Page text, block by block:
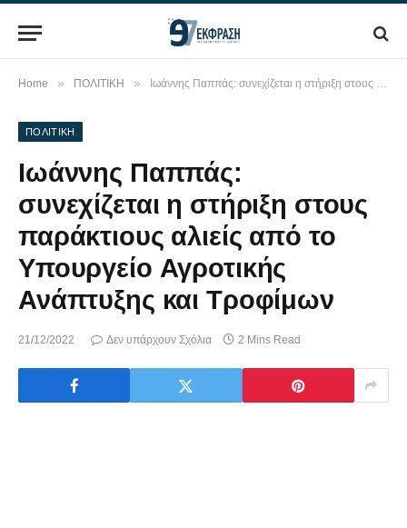
Home » ΠΟΛΙΤΙΚΗ » Ιωάννης Παππάς: συνεχίζεται η στήριξη στους παράκτιους αλιείς από το Υπουργείο Αγροτικής Ανάπτυξης και Τροφίμων
ΠΟΛΙΤΙΚΗ
Ιωάννης Παππάς:
συνεχίζεται η στήριξη στους
παράκτιους αλιείς από το
Υπουργείο Αγροτικής
Ανάπτυξης και Τροφίμων
21/12/2022 Δεν υπάρχουν Σχόλια 2 Mins Read